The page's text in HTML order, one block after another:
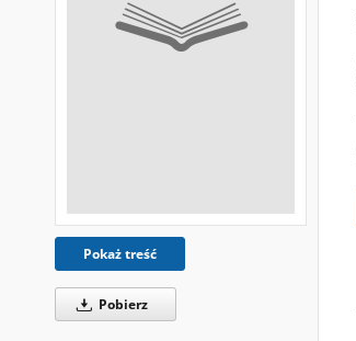
Pokaż treść
Pobierz